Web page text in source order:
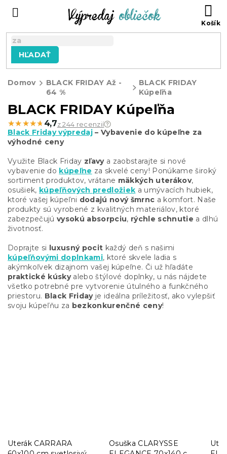
HĽADAŤ
Domov
BLACK FRIDAY Až -
64 %
BLACK FRIDAY
Kúpeľňa
BLACK FRIDAY Kúpeľňa
★★★★★
★★★★★ 4,7z 244 recenzií
Black Friday výpredaj – Vybavenie do kúpeľne za
výhodné ceny
Využite Black Friday zľavya zaobstarajte si nové
vybavenie do kúpeľne za skvelé ceny! Ponúkame široký
sortiment produktov, vrátane mäkkých uterákov,
osušiek, kúpeľňových predložiek a umývacích hubiek,
ktoré vašej kúpeľni dodajú nový šmrnc a komfort. Naše
produkty sú vyrobené z kvalitných materiálov, ktoré
zabezpečujú vysokú absorpciu, rýchle schnutie a dlhú
životnosť.
Doprajte si luxusný pocit každý deň s našimi
kúpeľňovými doplnkami, ktoré skvele ladia s
akýmkoľvek dizajnom vašej kúpeľne. Či už hľadáte
praktické kúskyalebo štýlové doplnky, u nás nájdete
všetko potrebné pre vytvorenie útulného a funkčného
priestoru. Black Fridayje ideálna príležitosť, ako vylepšiť
svoju kúpeľňu za bezkonkurenčné ceny!
Uterák CARRARA
Osuška CLARYSSE